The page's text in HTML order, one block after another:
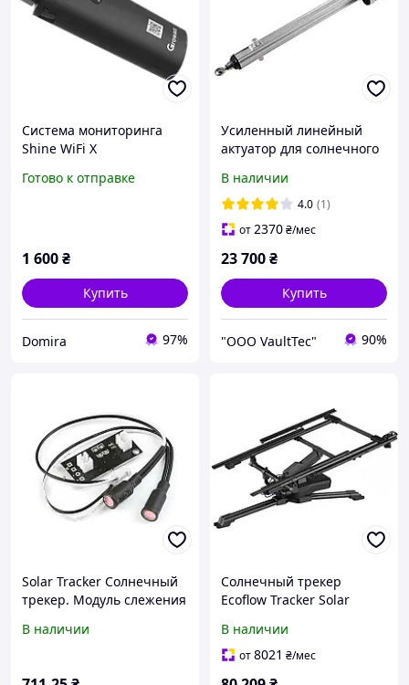
Система мониторинга
Shine WiFi X
Готово к отправке
1 600₴
Купить
Domira 97%
Усиленный линейный
актуатор для солнечного
2000кг (20000 ньютон)
В наличии
4.0 (1)
от2370₴/мес
23 700₴
Купить
"ООО VaultTec" 90%
Solar Tracker Солнечный
трекер. Модуль слежения
В наличии
Солнечный трекер
Ecoflow Tracker Solar
В наличии
от8021 ₴/мес